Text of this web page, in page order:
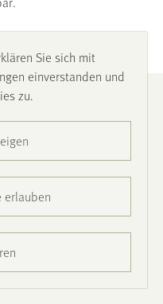
Sie sich mit
einverstanden und
zu.
erlauben